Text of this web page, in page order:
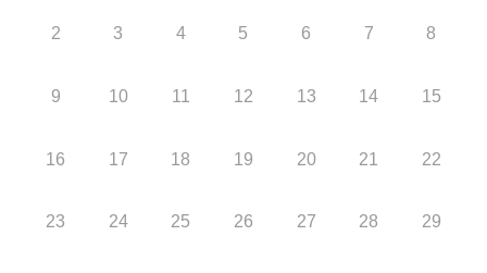
2 3 4 5 6 7 8
9 10 11 12 13 14 15
16 17 18 19 20 21 22
23 24 25 26 27 28 29